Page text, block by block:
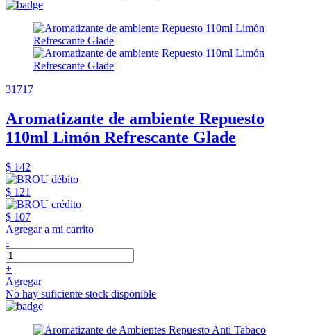
31717
Aromatizante de ambiente Repuesto
110ml Limón Refrescante Glade
$ 142
$ 121
$ 107
Agregar a mi carrito
-
+
Agregar
No hay suficiente stock disponible